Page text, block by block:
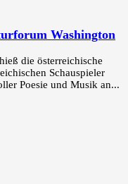
Washington
die österreichische
Schauspieler
Poesie und Musik an...